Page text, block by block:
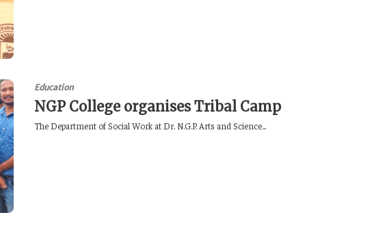
Education
NGP College organises Tribal Camp
The Department of Social Work at Dr. N.G.P. Arts and Science...